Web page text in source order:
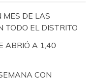
DE LAS
TODO EL DISTRITO
ABRIÓ A 1,40
CON